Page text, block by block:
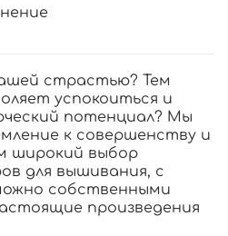
страстью? Тем
успокоиться и
потенциал? Мы
к совершенству и
широкий выбор
для вышивания, с
собственными
произведения